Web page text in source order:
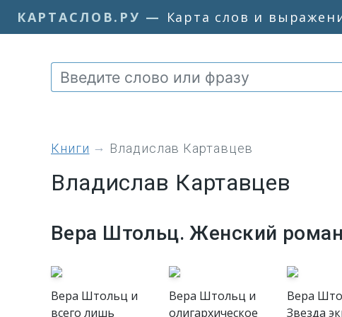
КАРТАСЛОВ.РУ — Карта слов и
книги Владислав Картавцев
Владислав Картавцев
Вера Штольц. Женский
Вера Штольц и
всего лишь
Вера Штольц и
олигархическое
Вера
Звезда